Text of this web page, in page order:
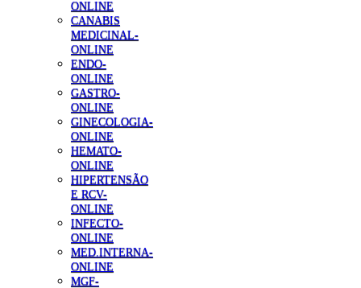
ONLINE
CANABIS
MEDICINAL-
ONLINE
ENDO-
ONLINE
GASTRO-
ONLINE
GINECOLOGIA-
ONLINE
HEMATO-
ONLINE
HIPERTENSÃO
E RCV-
ONLINE
INFECTO-
ONLINE
MED.INTERNA-
ONLINE
MGF-